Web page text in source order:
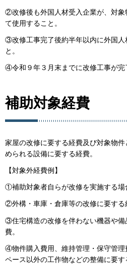
②改修後も外国人材受入企業が、対象
て使用すること。
③改修工事完了後約半年以内に外国人
と。
④令和９年３月末までに改修工事が完
補助対象経費
家屋の改修に要する経費及び対象物
められる設備に要する経費。
【対象外経費例】
①補助対象者自らが改修を実施する場
②外構・車庫・倉庫等の改修に要する
③住宅構造の改修を伴わない機器や備
費。
④物件購入費用、維持管理・保守管理
ペース以外の工作物などの整備に要す